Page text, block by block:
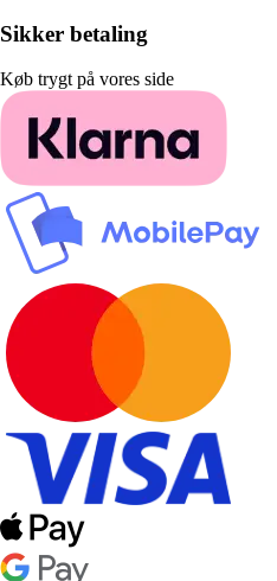
Sikker betaling
Køb trygt på vores side